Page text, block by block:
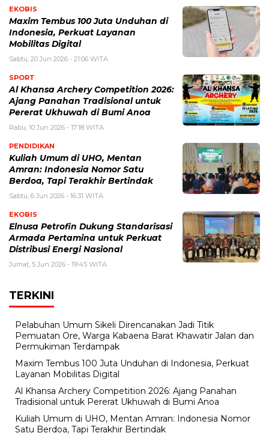
EKOBIS
Maxim Tembus 100 Juta Unduhan di
Indonesia, Perkuat Layanan
Mobilitas Digital
Sabtu, 20 Jun 2026 - 21:06 WITA
SPORT
Al Khansa Archery Competition 2026:
Ajang Panahan Tradisional untuk
Pererat Ukhuwah di Bumi Anoa
Rabu, 10 Jun 2026 - 17:18 WITA
PENDIDIKAN
Kuliah Umum di UHO, Mentan
Amran: Indonesia Nomor Satu
Berdoa, Tapi Terakhir Bertindak
Sabtu, 6 Jun 2026 - 16:31 WITA
EKOBIS
Elnusa Petrofin Dukung Standarisasi
Armada Pertamina untuk Perkuat
Distribusi Energi Nasional
Jumat, 5 Jun 2026 - 19:45 WITA
TERKINI
Pelabuhan Umum Sikeli Direncanakan Jadi Titik
Pemuatan Ore, Warga Kabaena Barat Khawatir Jalan dan
Permukiman Terdampak
Maxim Tembus 100 Juta Unduhan di Indonesia, Perkuat
Layanan Mobilitas Digital
Al Khansa Archery Competition 2026: Ajang Panahan
Tradisional untuk Pererat Ukhuwah di Bumi Anoa
Kuliah Umum di UHO, Mentan Amran: Indonesia Nomor
Satu Berdoa, Tapi Terakhir Bertindak